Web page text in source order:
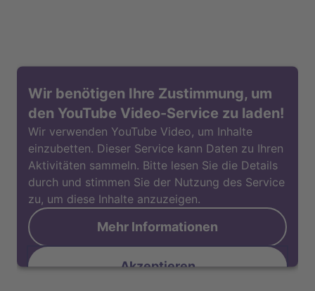
Wir benötigen Ihre Zustimmung, um
den YouTube Video-Service zu laden!
Wir verwenden YouTube Video, um Inhalte
einzubetten. Dieser Service kann Daten zu Ihren
Aktivitäten sammeln. Bitte lesen Sie die Details
durch und stimmen Sie der Nutzung des Service
zu, um diese Inhalte anzuzeigen.
Mehr Informationen
Akzeptieren